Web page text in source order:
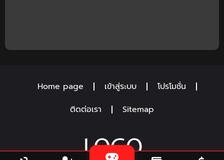
Home page เข้าสู่ระบบ
โปรโมชั่น
ติดต่อเรา
Sitemap